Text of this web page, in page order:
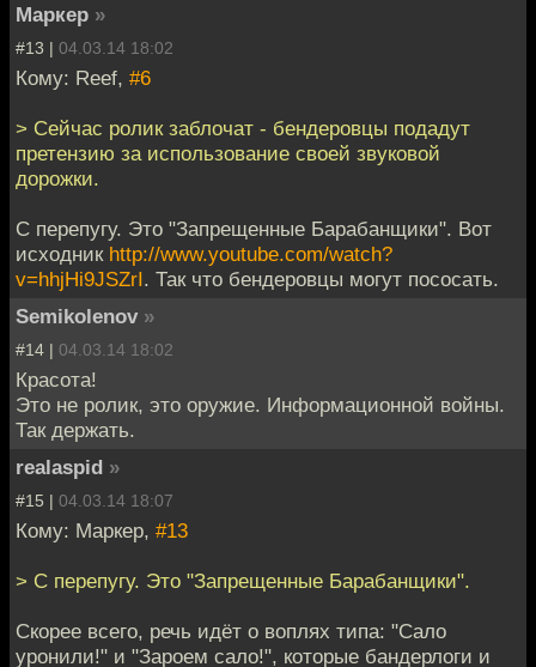
Маркер »
#13 | 04.03.14 18:02
Кому: Reef, #6
> Сейчас ролик заблочат - бендеровцы подадут
претензию за использование своей звуковой
дорожки.
С перепугу. Это "Запрещенные Барабанщики". Вот
исходник http://www.youtube.com/watch?
v=hhjHi9JSZrI. Так что бендеровцы могут пососать.
Semikolenov »
#14 | 04.03.14 18:02
Красота!
Это не ролик, это оружие. Информационной войны.
Так держать.
realaspid »
#15 | 04.03.14 18:07
Кому: Маркер, #13
> С перепугу. Это "Запрещенные Барабанщики".
Скорее всего, речь идёт о воплях типа: "Сало
уронили!" и "Зароем сало!", которые бандерлоги и